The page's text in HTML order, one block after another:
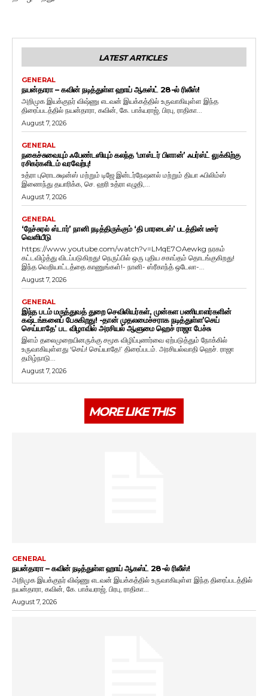
LATEST ARTICLES
GENERAL
நயன்தாரா – கவின் நடித்துள்ள ஹாய் ஆகஸ்ட் 28-ல் ரிலீஸ்!
அறிமுக இயக்குநர் விஷ்ணு எடவன் இயக்கத்தில் உருவாகியுள்ள இந்த
திரைப்படத்தில் நயன்தாரா, கவின், கே. பாக்யராஜ், பிரபு, ராதிகா...
August 7, 2026
GENERAL
நகைச்சுவையும் ஃபேண்டஸியும் கலந்த ‘மாஸ்டர் பிளான்’ ஃபர்ஸ்ட் லுக்கிற்கு
ரசிகர்களிடம் வரவேற்பு!
உத்ரா புரொடக்ஷன்ஸ் மற்றும் டிஜே இன்டர்நேஷனல் மற்றும் தியா ஃபிலிம்ஸ்
இணைந்து தயாரிக்க, செ. ஹரி உத்ரா எழுதி,...
August 7, 2026
GENERAL
‘நேச்சுரல் ஸ்டார்’ நானி நடித்திருக்கும் ‘தி பாரடைஸ்’ படத்தின் டீசர்
வெளியீடு
https://www.youtube.com/watch?v=LMqE7OAewkg நரகம்
கட்டவிழ்த்து விடப்படுகிறது! நெருப்பில் ஒரு புதிய சகாப்தம் தொடங்குகிறது!
இந்த வெறியாட்டத்தை காணுங்கள்!- நானி- ஸ்ரீகாந்த் ஒடேலா-...
August 7, 2026
GENERAL
இந்த படம் மருத்துவத் துறை செவிலியர்கள், முன்கள பணியாளர்களின்
கஷ்டங்களைப் பேசுகிறது! -தான் முதலமைச்சராக நடித்துள்ள’செய்
செய்யாதே’ பட விழாவில் அரசியல் ஆளுமை ஹெச் ராஜா பேச்சு
இளம் தலைமுறையினருக்கு சமூக விழிப்புணர்வை ஏற்படுத்தும் நோக்கில்
உருவாகியுள்ளது ‘செய்! செய்யாதே!’ திரைப்படம். அரசியல்வாதி ஹெச். ராஜா
தமிழ்நாடு...
August 7, 2026
MORE LIKE THIS
GENERAL
நயன்தாரா – கவின் நடித்துள்ள ஹாய் ஆகஸ்ட் 28-ல் ரிலீஸ்!
அறிமுக இயக்குநர் விஷ்ணு எடவன் இயக்கத்தில் உருவாகியுள்ள இந்த திரைப்படத்தில்
நயன்தாரா, கவின், கே. பாக்யராஜ், பிரபு, ராதிகா...
August 7, 2026